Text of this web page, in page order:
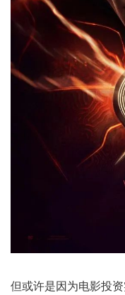
但或许是因为电影投